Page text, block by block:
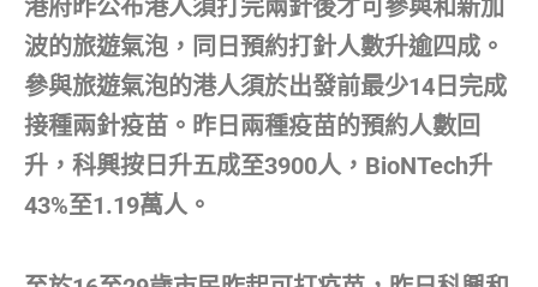
港府昨公布港人須打完兩針後才可參與和新加
波的旅遊氣泡，同日預約打針人數升逾四成。
參與旅遊氣泡的港人須於出發前最少14日完成
接種兩針疫苗。昨日兩種疫苗的預約人數回
升，科興按日升五成至3900人，BioNTech升
43%至1.19萬人。